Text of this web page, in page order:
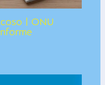
| ONU